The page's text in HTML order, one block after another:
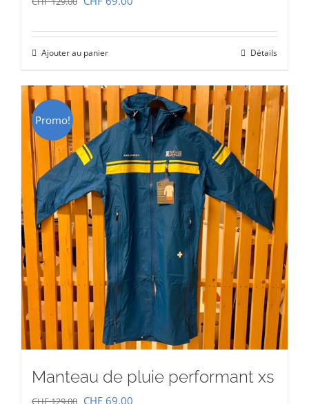
initial
était :
CHF 129.00.
actuel
CHF 69.00.
Ajouter au panier Détails
Promo!
Manteau de pluie performant xs
CHF129.00 Le
CHF 69.00